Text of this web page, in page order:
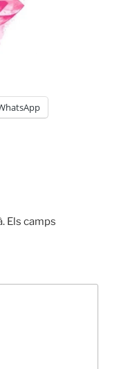
Els camps